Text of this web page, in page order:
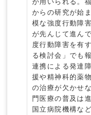
からの研究が始
模な強度行動障
が先んじて進ん
度行動障害を有
る検討会」でも
連携による発達
援や精神科的薬
の治療が欠かせ
門医療の普及は
国立病院機構な